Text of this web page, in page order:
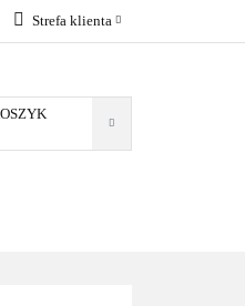
Strefa klienta
Zarejestruj się